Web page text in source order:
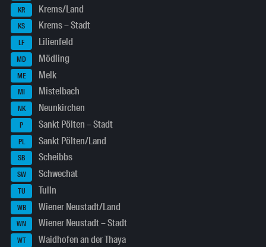
KR Krems/Land
KS Krems – Stadt
LF Lilienfeld
MD Mödling
ME Melk
MI Mistelbach
NK Neunkirchen
P Sankt Pölten – Stadt
PL Sankt Pölten/Land
SB Scheibbs
SW Schwechat
TU Tulln
WB Wiener Neustadt/Land
WN Wiener Neustadt – Stadt
WT Waidhofen an der Thaya